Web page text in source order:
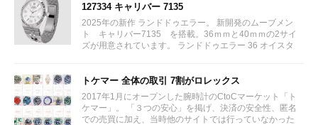
127334 キャリバー 7135
2025年の新作 ランドドゥエラー。 新開発のムーブメン
ト キャリバー7135 を搭載。36ｍｍと40ｍｍの2サイ
ズが用意されています。 ランドドゥエラー 36 オイスタ
トケマー 全体の取引 7割がロレックス
2017年1月にオープンした腕時計のCtoCマーケット「ト
ケマー」。 「３つの安心」を掲げ、決済の安全性、匿名
での売買に加え、当時他のサイトでは行っていなかった